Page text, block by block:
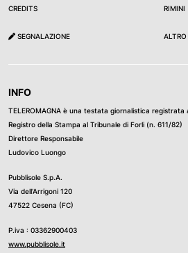
CREDITS
SEGNALAZIONE
RIMINI
ALTRO
INFO
TELEROMAGNA è una testata giornalistica registrata
Registro della Stampa al Tribunale di Forli (n. 611/82)
Direttore Responsabile
Ludovico Luongo
Pubblisole S.p.A.
Via dell’Arrigoni 120
47522 Cesena (FC)
P.iva : 03362900403
www.pubblisole.it